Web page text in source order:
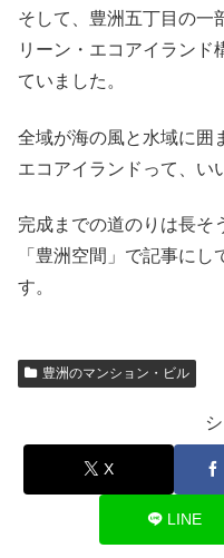
そして、豊洲五丁目の一
リーン・エコアイランド
ていました。
全域が海の風と水域に囲
エコアイランドって、い
完成までの道のりは長そ
「豊洲空間」で記事に
す。
豊洲のマンション・ビル
X
LINE